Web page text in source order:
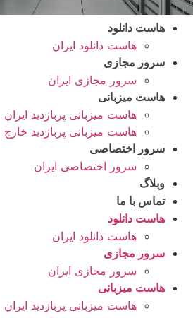
هاست دانلود
هاست دانلود ایران
سرور مجازی
سرور مجازی ایران
هاست میزبانی
هاست میزبانی پربازدید ایران
هاست میزبانی پربازدید خارج
سرور اختصاصی
سرور اختصاصی ایران
وبلاگ
تماس با ما
هاست دانلود
هاست دانلود ایران
سرور مجازی
سرور مجازی ایران
هاست میزبانی
هاست میزبانی پربازدید ایران